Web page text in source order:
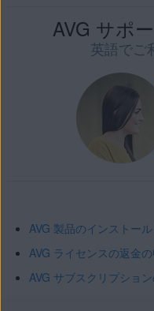
AVG サポ
英語でご
AVG 製品のインストー
AVG ライセンスの返金
AVG サブスクリプショ